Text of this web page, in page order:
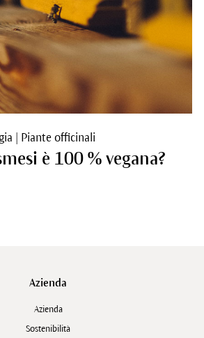
Piante officinali
è 100 % vegana?
Azienda
Azienda
Sostenibilità